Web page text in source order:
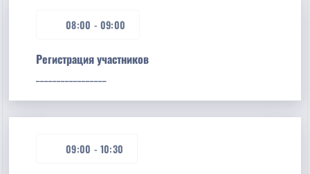
08:00 - 09:00
Регистрация участников
09:00 - 10:30